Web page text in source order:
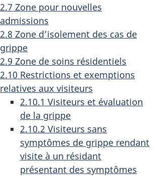
2.7 Zone pour nouvelles
admissions
2.8 Zone d’isolement des cas de
grippe
2.9 Zone de soins résidentiels
2.10 Restrictions et exemptions
relatives aux visiteurs
2.10.1 Visiteurs et évaluation
de la grippe
2.10.2 Visiteurs sans
symptômes de grippe rendant
visite à un résidant
présentant des symptômes